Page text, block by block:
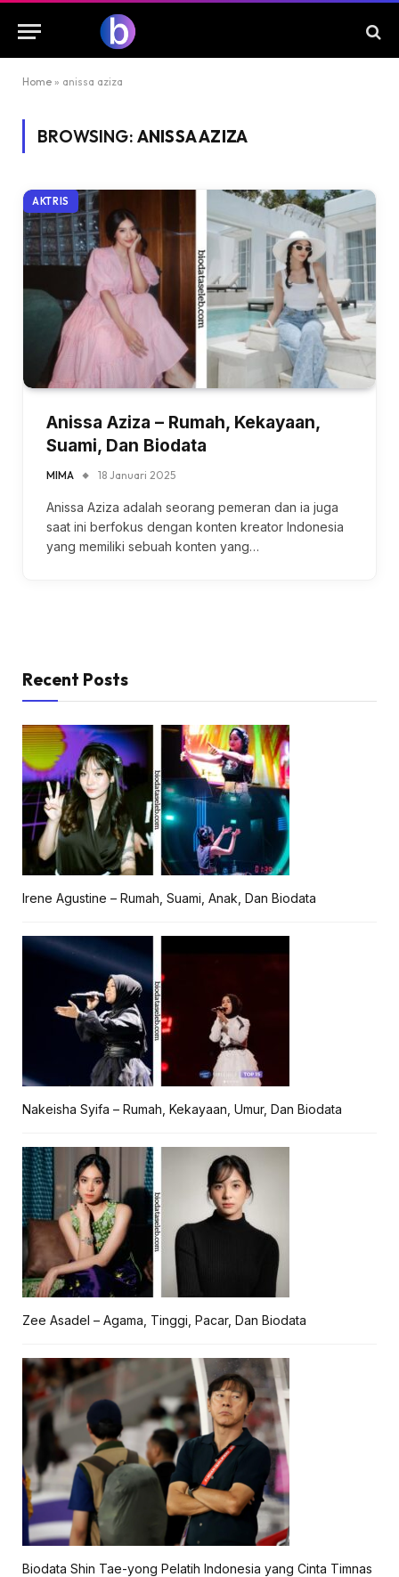
Home » anissa aziza
BROWSING: ANISSA AZIZA
AKTRIS
Anissa Aziza – Rumah, Kekayaan,
Suami, Dan Biodata
MIMA 18 Januari 2025
Anissa Aziza adalah seorang pemeran dan ia juga
saat ini berfokus dengan konten kreator Indonesia
yang memiliki sebuah konten yang…
Recent Posts
Irene Agustine – Rumah, Suami, Anak, Dan Biodata
Nakeisha Syifa – Rumah, Kekayaan, Umur, Dan Biodata
Zee Asadel – Agama, Tinggi, Pacar, Dan Biodata
Biodata Shin Tae-yong Pelatih Indonesia yang Cinta Timnas